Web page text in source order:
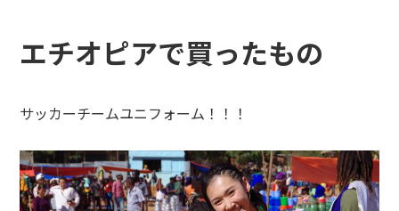
エチオピアで買ったもの
サッカーチームユニフォーム！！！